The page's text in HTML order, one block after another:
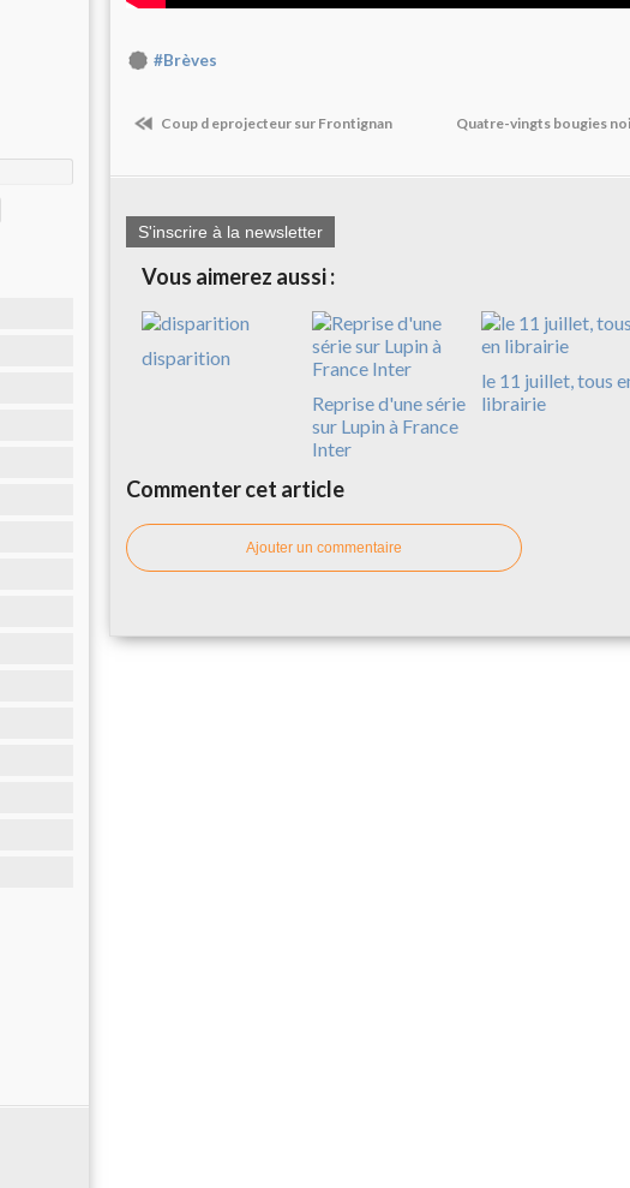
#Brèves
Coup d eprojecteur sur Frontignan Quatre-vingts bougies
S'inscrire à la newsletter
Vous aimerez aussi :
disparition
Reprise d'une série
sur Lupin à France
Inter
le 11 juillet, tous
librairie
Commenter cet article
Ajouter un commentaire